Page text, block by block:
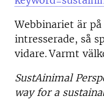
Webbinariet är
intresserade, så
vidare. Varmt
SustAinimal
way for a